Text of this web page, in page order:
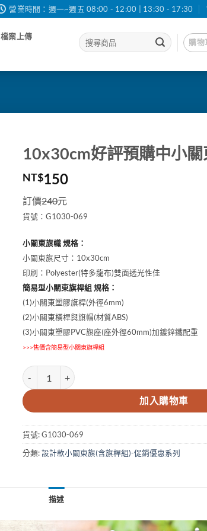
營業時間：週一~週五 08:00 - 12:00 | 13:30 - 17:30
檔案上傳
搜
尋
鍵
購物
10x30cm好評預購中小關
NT$150
訂價240元
貨號：G1030-069
小關東旗幟 規格：
小關東旗尺寸：10x30cm
印刷：Polyester(特多龍布)雙面透光性佳
簡易型小關東旗桿組 規格：
(1)小關東塑膠旗桿(外徑6mm)
(2)小關東橫桿與旗帽(材質ABS)
(3)小關東塑膠PVC旗座(座外徑60mm)加鍍鋅鐵配重
>>>售價含簡易型小關東旗桿組
10x30cm好評預購中小關東旗 數量
加入購物車
貨號:G1030-069
分類:設計款小關東旗(含旗桿組)-促銷優惠系列
描述